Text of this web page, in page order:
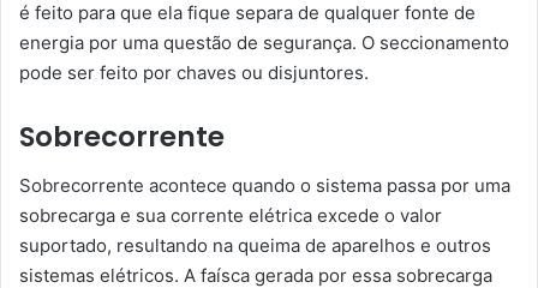
é feito para que ela fique separa de qualquer fonte de
energia por uma questão de segurança. O seccionamento
pode ser feito por chaves ou disjuntores.
Sobrecorrente
Sobrecorrente acontece quando o sistema passa por uma
sobrecarga e sua corrente elétrica excede o valor
suportado, resultando na queima de aparelhos e outros
sistemas elétricos. A faísca gerada por essa sobrecarga